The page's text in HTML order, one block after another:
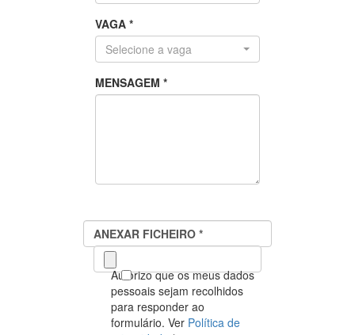
VAGA *
Selecione a vaga
MENSAGEM *
ANEXAR FICHEIRO *
Autorizo que os meus dados
pessoais sejam recolhidos
para responder ao
formulário. Ver Política de